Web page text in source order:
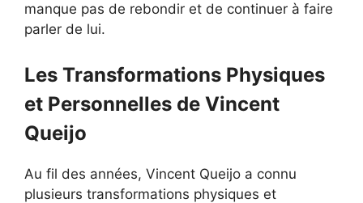
manque pas de rebondir et de continuer à faire
parler de lui.
Les Transformations Physiques
et Personnelles de Vincent
Queijo
Au fil des années, Vincent Queijo a connu
plusieurs transformations physiques et